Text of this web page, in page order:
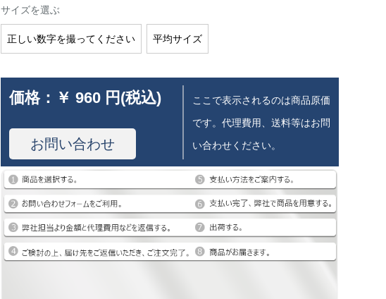
サイズを選ぶ
正しい数字を撮ってください 平均サイズ
価格： ￥ 960 円(税込)
お問い合わせ
ここで表示されるのは商品原価
です。代理費用、送料等はお問
い合わせください。